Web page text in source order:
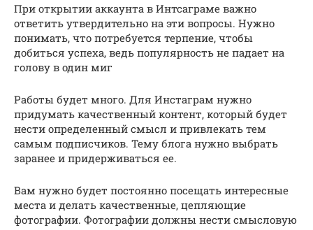
При открытии аккаунта в Интсаграме важно
ответить утвердительно на эти вопросы. Нужно
понимать, что потребуется терпение, чтобы
добиться успеха, ведь популярность не падает на
голову в один миг
Работы будет много. Для Инстаграм нужно
придумать качественный контент, который будет
нести определенный смысл и привлекать тем
самым подписчиков. Тему блога нужно выбрать
заранее и придерживаться ее.
Вам нужно будет постоянно посещать интересные
места и делать качественные, цепляющие
фотографии. Фотографии должны нести смысловую